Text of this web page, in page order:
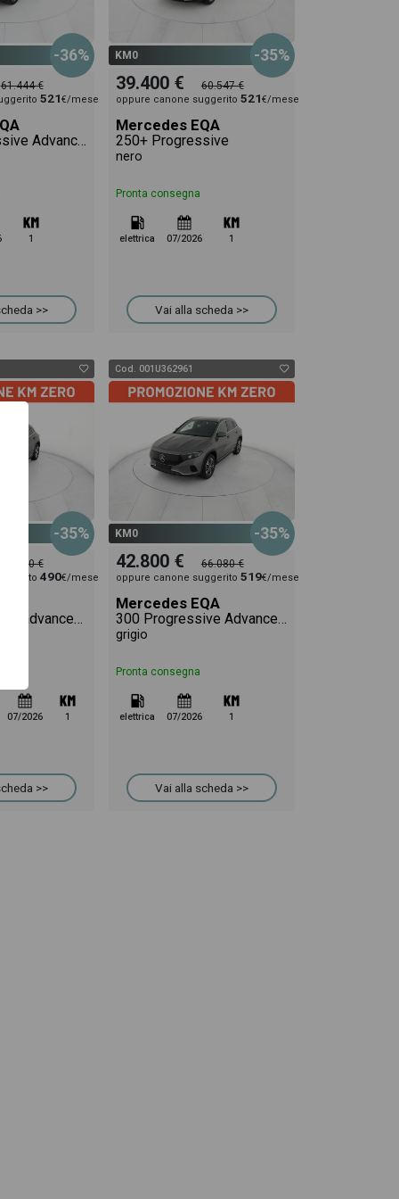
-36%
61.444 €
521€/mese
250+ Progressive Advanced
1
>>
KM0 -35%
39.400 € 60.547 €
oppure canone suggerito 521€/mese
Mercedes EQA
250+ Progressive
nero
Pronta consegna
elettrica 07/2026 1
Vai alla scheda >>
-35%
63.390 €
490€/mese
07/2026 1
>>
Cod. 001U362961
KM0 -35%
42.800 € 66.080 €
oppure canone suggerito 519€/mese
Mercedes EQA
grigio
Pronta consegna
elettrica 07/2026 1
Vai alla scheda >>